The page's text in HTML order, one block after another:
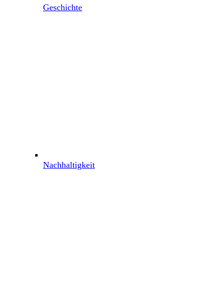
Geschichte
Nachhaltigkeit